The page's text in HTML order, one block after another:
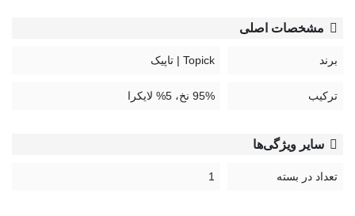
علاوه بر ایجاد راحتی، دوام و ماندگاری بالایی نیز دارد.
مشخصات اصلی
برند Topick | تاپیک
ترکیب 95% نخ، 5% لایکرا
سایر ویژگی‌ها
تعداد در بسته 1